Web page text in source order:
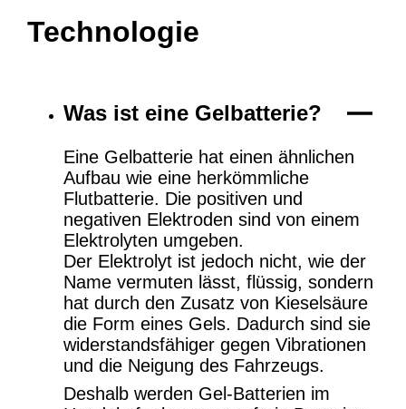
Technologie
Was ist eine Gelbatterie?
Eine Gelbatterie hat einen ähnlichen
Aufbau wie eine herkömmliche
Flutbatterie. Die positiven und
negativen Elektroden sind von einem
Elektrolyten umgeben.
Der Elektrolyt ist jedoch nicht, wie der
Name vermuten lässt, flüssig, sondern
hat durch den Zusatz von Kieselsäure
die Form eines Gels. Dadurch sind sie
widerstandsfähiger gegen Vibrationen
und die Neigung des Fahrzeugs.
Deshalb werden Gel-Batterien im